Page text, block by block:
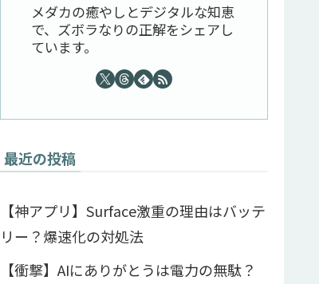
メダカの癒やしとデジタルな知恵
で、ズボラなりの正解をシェアし
ています。
最近の投稿
【神アプリ】Surface激重の理由はバッテ
リー？爆速化の対処法
【衝撃】AIにありがとうは電力の無駄？